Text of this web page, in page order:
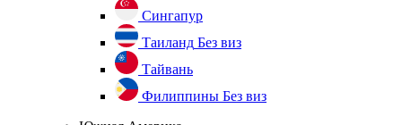
Сингапур
Таиланд Без виз
Тайвань
Филиппины Без виз